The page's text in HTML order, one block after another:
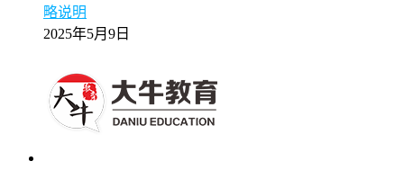
略说明
2025年5月9日